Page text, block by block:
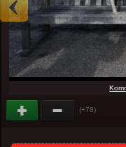
(+78)